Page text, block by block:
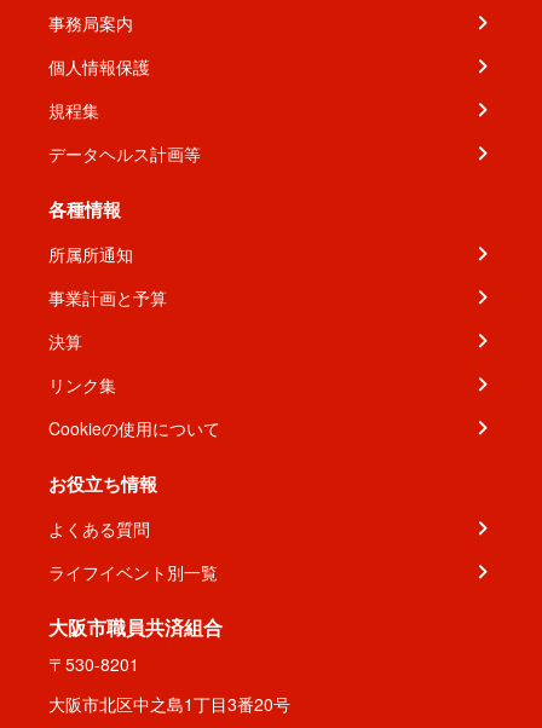
事務局案内
個人情報保護
規程集
データヘルス計画等
各種情報
所属所通知
事業計画と予算
決算
リンク集
Cookieの使用について
お役立ち情報
よくある質問
ライフイベント別一覧
大阪市職員共済組合
〒530-8201
大阪市北区中之島1丁目3番20号